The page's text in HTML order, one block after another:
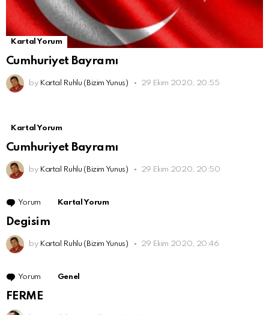
Kartal Yorum
Cumhuriyet Bayramı
by Kartal Ruhlu (Bizim Yunus) 29 Ekim 2020, 20:55
Kartal Yorum
Cumhuriyet Bayramı
by Kartal Ruhlu (Bizim Yunus) 29 Ekim 2020, 20:50
Yorum Kartal Yorum
Degisim
by Kartal Ruhlu (Bizim Yunus) 29 Ekim 2020, 20:46
Yorum Genel
FERME